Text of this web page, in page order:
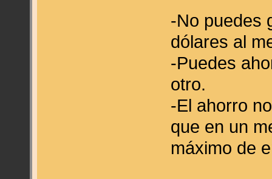
-No puedes
dólares al
-Puedes
otro.
-El ahorro
que en un
máximo de